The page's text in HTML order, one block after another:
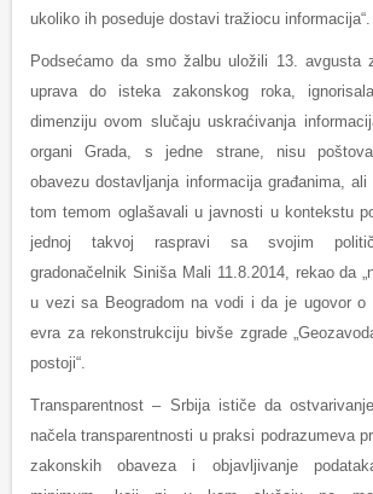
ukoliko ih poseduje dostavi tražiocu informacija“.
Podsećamo da smo žalbu uložili 13. avgusta
uprava do isteka zakonskog roka,
dimenziju ovom slučaju uskraćivanja
organi Grada, s jedne strane, nisu
obavezu dostavljanja informacija građanima,
tom temom oglašavali u javnosti u kontekstu
jednoj takvoj raspravi sa svojim
gradonačelnik Siniša Mali 11.8.2014, rekao da
u vezi sa Beogradom na vodi i da je ugovor o
evra za rekonstrukciju bivše zgrade
postoji“.
Transparentnost – Srbija ističe da
načela transparentnosti u praksi podrazumeva
zakonskih obaveza i objavljivanje